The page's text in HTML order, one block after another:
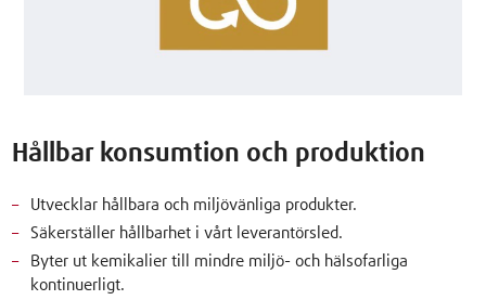
Hållbar konsumtion och produktion
Utvecklar hållbara och miljövänliga produkter.
Säkerställer hållbarhet i vårt leverantörsled.
Byter ut kemikalier till mindre miljö- och hälsofarliga
kontinuerligt.